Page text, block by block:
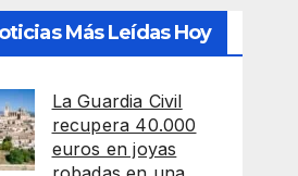
Más Leídas Hoy
La Guardia Civil
recupera 40.000
euros en joyas